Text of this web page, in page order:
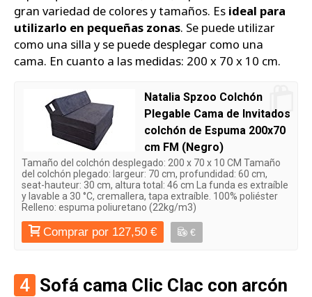
gran variedad de colores y tamaños. Es ideal para
utilizarlo en pequeñas zonas. Se puede utilizar
como una silla y se puede desplegar como una
cama. En cuanto a las medidas: 200 x 70 x 10 cm.
Natalia Spzoo Colchón
Plegable Cama de Invitados
colchón de Espuma 200x70
cm FM (Negro)
Tamaño del colchón desplegado: 200 x 70 x 10 CM Tamaño
del colchón plegado: largeur: 70 cm, profundidad: 60 cm,
seat-hauteur: 30 cm, altura total: 46 cm La funda es extraíble
y lavable a 30 °C, cremallera, tapa extraíble. 100% poliéster
Relleno: espuma poliuretano (22kg/m3)
Comprar por 127,50 € €
4 Sofá cama Clic Clac con arcón